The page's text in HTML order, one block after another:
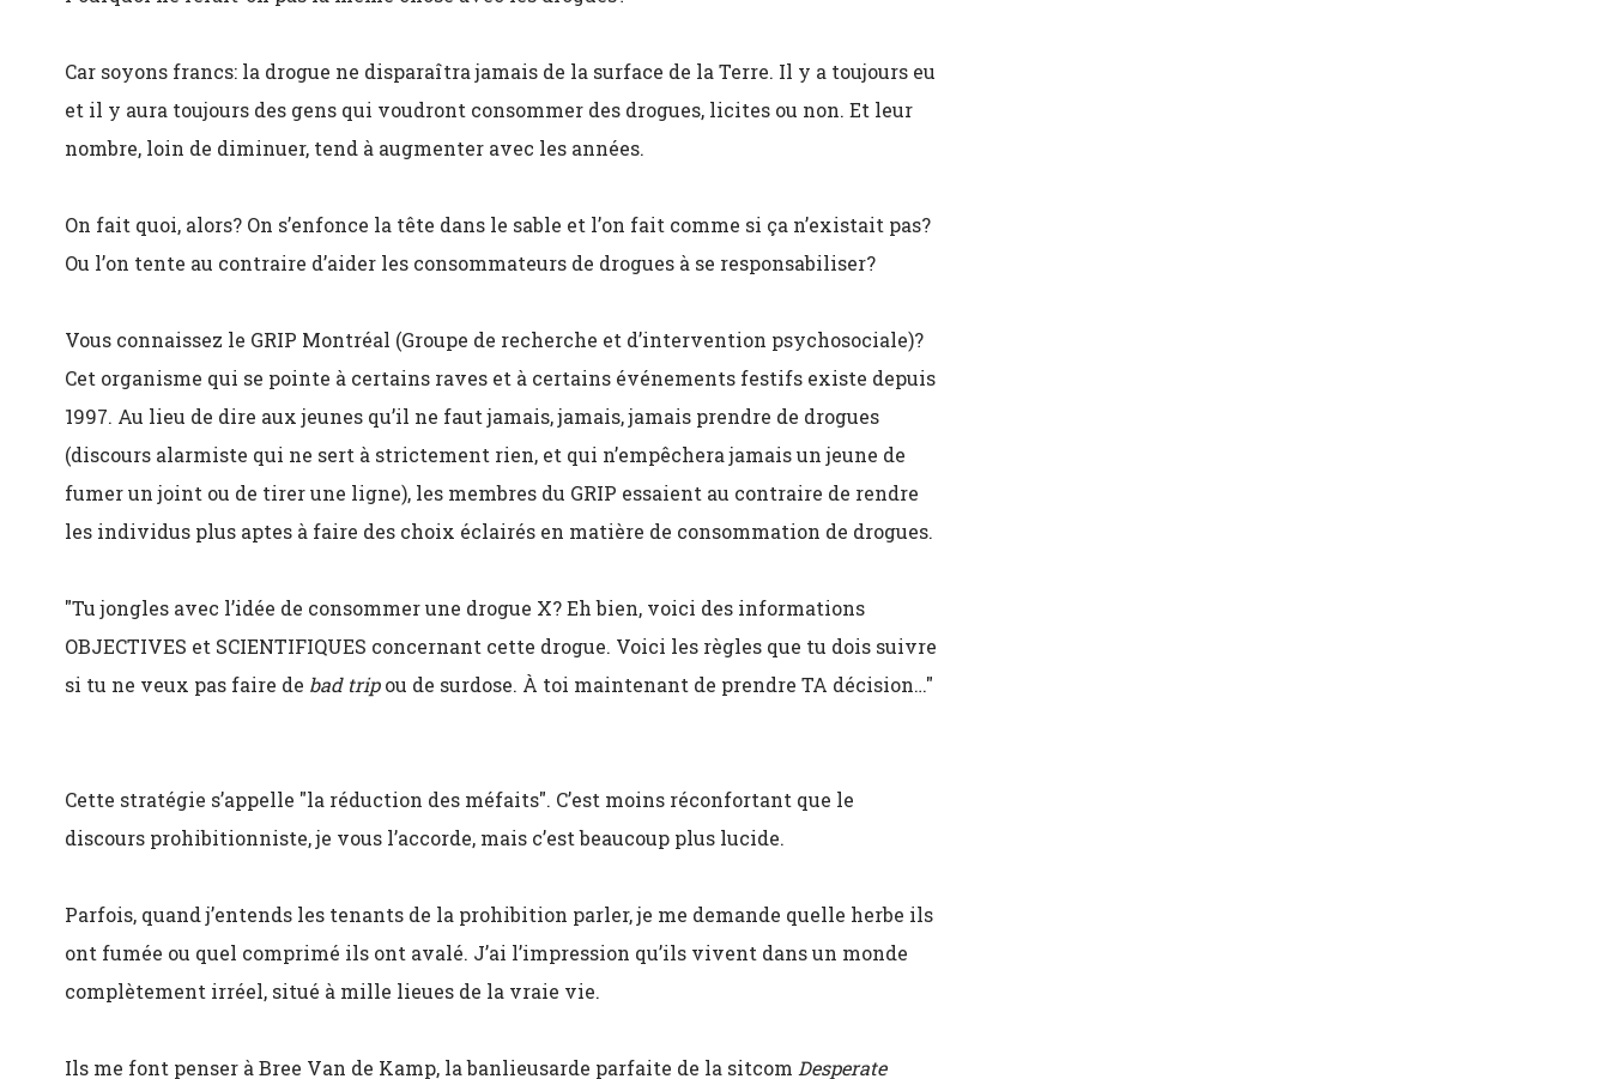
Car soyons francs: la drogue ne disparaîtra jamais de la surface de la Terre. Il y a toujours eu
et il y aura toujours des gens qui voudront consommer des drogues, licites ou non. Et leur
nombre, loin de diminuer, tend à augmenter avec les années.
On fait quoi, alors? On s’enfonce la tête dans le sable et l’on fait comme si ça n’existait pas?
Ou l’on tente au contraire d’aider les consommateurs de drogues à se responsabiliser?
Vous connaissez le GRIP Montréal (Groupe de recherche et d’intervention psychosociale)?
Cet organisme qui se pointe à certains raves et à certains événements festifs existe depuis
1997. Au lieu de dire aux jeunes qu’il ne faut jamais, jamais, jamais prendre de drogues
(discours alarmiste qui ne sert à strictement rien, et qui n’empêchera jamais un jeune de
fumer un joint ou de tirer une ligne), les membres du GRIP essaient au contraire de rendre
les individus plus aptes à faire des choix éclairés en matière de consommation de drogues.
"Tu jongles avec l’idée de consommer une drogue X? Eh bien, voici des informations
OBJECTIVES et SCIENTIFIQUES concernant cette drogue. Voici les règles que tu dois suivre
si tu ne veux pas faire de bad tripou de surdose. À toi maintenant de prendre TA décision…"
Cette stratégie s’appelle "la réduction des méfaits". C’est moins réconfortant que le
discours prohibitionniste, je vous l’accorde, mais c’est beaucoup plus lucide.
Parfois, quand j’entends les tenants de la prohibition parler, je me demande quelle herbe ils
ont fumée ou quel comprimé ils ont avalé. J’ai l’impression qu’ils vivent dans un monde
complètement irréel, situé à mille lieues de la vraie vie.
Ils me font penser à Bree Van de Kamp, la banlieusarde parfaite de la sitcom Desperate